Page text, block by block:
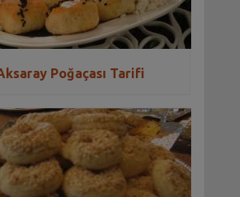
Poğaçası Tarifi